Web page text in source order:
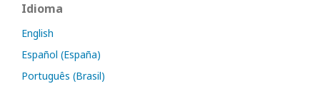
Idioma
English
Español (España)
Português (Brasil)